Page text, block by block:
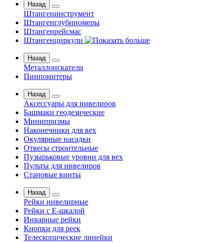
Назад
Штангенинструмент
Штангенглубиномеры
Штангенрейсмас
Штангенциркули
Назад
Металлоискатели
Пинпоинтеры
Назад
Аксессуары для нивелиров
Башмаки геодезические
Минипризмы
Наконечники для вех
Окулярные насадки
Отвесы строительные
Пузырьковые уровни для вех
Пульты для нивелиров
Становые винты
Назад
Рейки нивелирные
Рейки с Е-шкалой
Инварные рейки
Кнопки для реек
Телескопические линейки